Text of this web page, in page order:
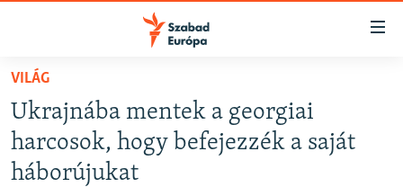
Akadálymentes
Ugrás
oldalra
Ugrás
NAPIRENDEN
AKTUÁLIS
PODCASTOK
VILÁG
Ukrajnába mentek a georgiai
harcosok, hogy befejezzék a saját
háborújukat
FELIRATKOZÁS